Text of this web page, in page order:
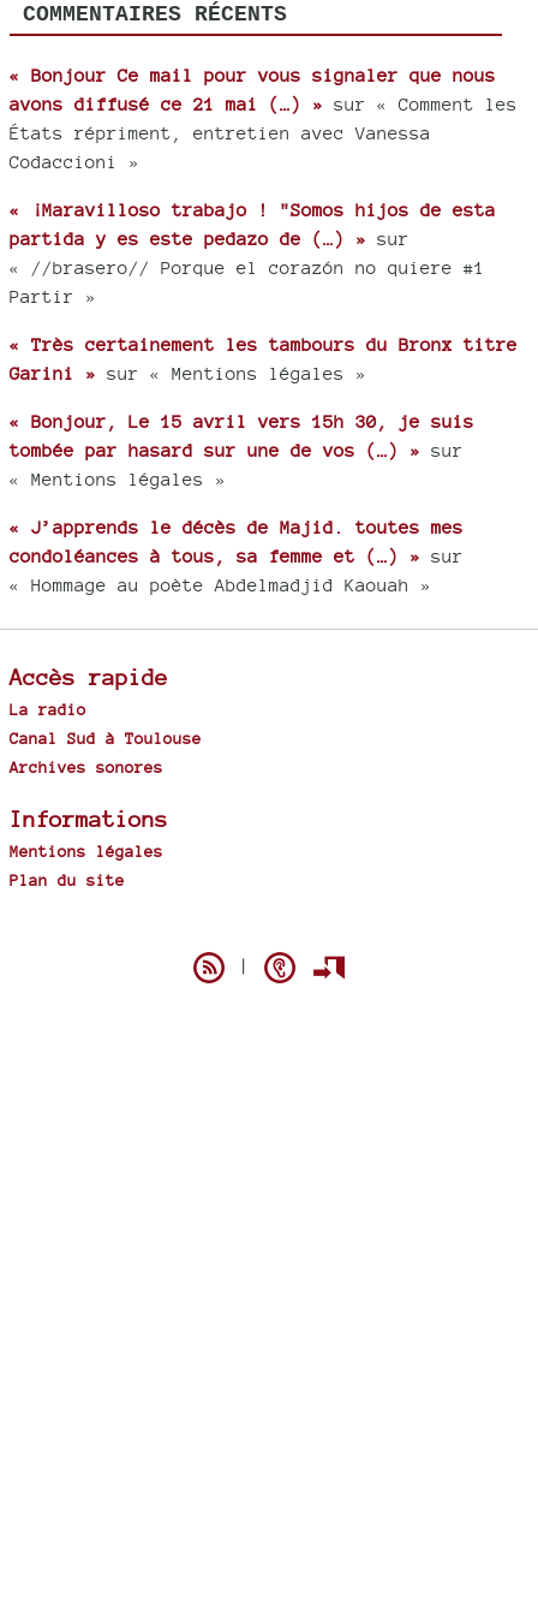
COMMENTAIRES RÉCENTS
« Bonjour Ce mail pour vous signaler que nous
avons diffusé ce 21 mai (…) » sur « Comment les
États répriment, entretien avec Vanessa
Codaccioni »
« ¡Maravilloso trabajo ! "Somos hijos de esta
partida y es este pedazo de (…) » sur
« //brasero// Porque el corazón no quiere #1
Partir »
« Très certainement les tambours du Bronx titre
Garini » sur « Mentions légales »
« Bonjour, Le 15 avril vers 15h 30, je suis
tombée par hasard sur une de vos (…) » sur
« Mentions légales »
« J’apprends le décès de Majid. toutes mes
condoléances à tous, sa femme et (…) » sur
« Hommage au poète Abdelmadjid Kaouah »
Accès rapide
La radio
Canal Sud à Toulouse
Archives sonores
Informations
Mentions légales
Plan du site
|